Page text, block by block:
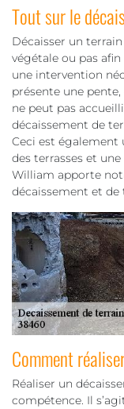
Tout sur le
Décaisser un
végétale ou pas afin
une intervention
présente une
ne peut pas
décaissement de
Ceci est également
des terrasses et
William apporte
décaissement et de
Comment
Réaliser un
compétence. Il